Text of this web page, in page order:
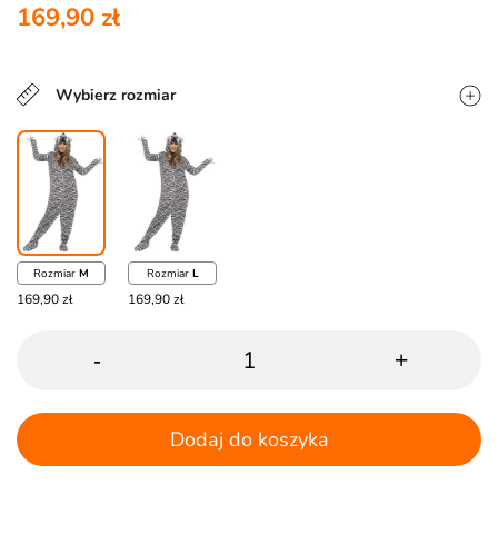
169,90 zł
Wybierz rozmiar
Rozmiar M
169,90 zł
Rozmiar L
169,90 zł
- +
Dodaj do koszyka